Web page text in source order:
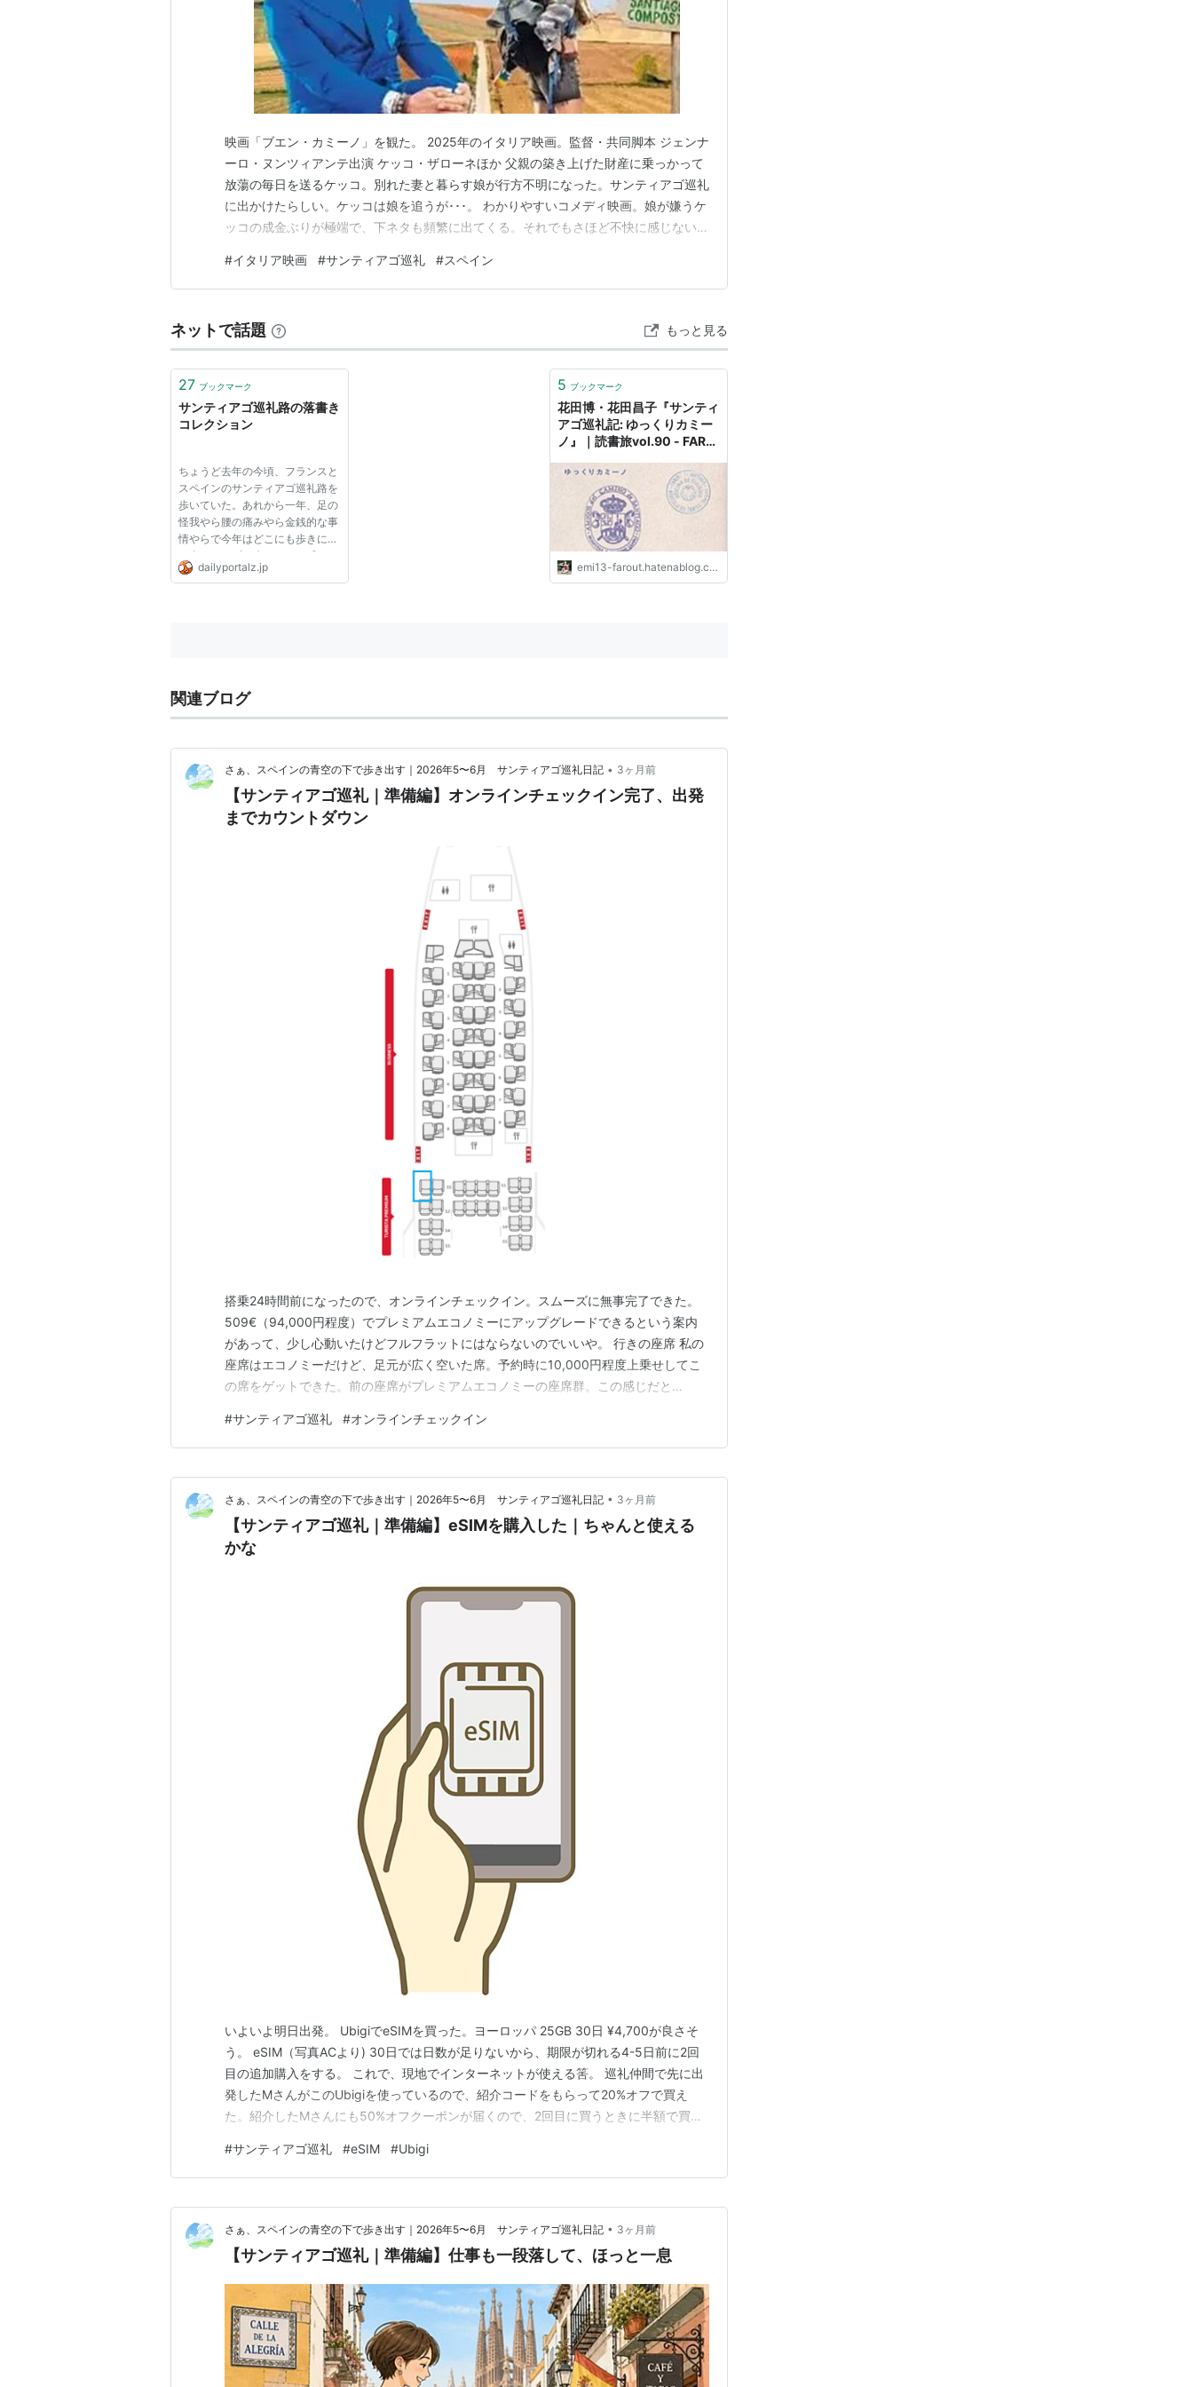
映画「ブエン・カミーノ」を観た。 2025年のイタリア映画。監督・共同脚本 ジェンナ
ーロ・ヌンツィアンテ出演 ケッコ・ザローネほか 父親の築き上げた財産に乗っかって
放蕩の毎日を送るケッコ。別れた妻と暮らす娘が行方不明になった。サンティアゴ巡礼
に出かけたらしい。ケッコは娘を追うが･･･。 わかりやすいコメディ映画。娘が嫌うケ
ッコの成金ぶりが極端で、下ネタも頻繁に出てくる。それでもさほど不快に感じないの
中よく出てくるが「良い巡礼を」という挨拶らしい。 ちなみにサンティアゴ巡礼と
は、聖ヤコブの墓のある教会を歩いて訪れる旅…
#イタリア映画 #サンティアゴ巡礼 #スペイン
ネットで話題 もっと見る
27 ブックマーク
サンティアゴ巡礼路の落書き
コレクション
ちょうど去年の今頃、フランスと
スペインのサンティアゴ巡礼路を
歩いていた。あれから一年、足の
怪我やら腰の痛みやら金銭的な事
情やらで今年はどこにも歩きに行
く事ができず、歯がゆさを感じる
今日この頃である。 悔しさを噛
dailyportalz.jp
5 ブックマーク
花田博・花田昌子『サンティ
アゴ巡礼記: ゆっくりカミー
ノ』｜読書旅vol.90 - FAR-
旅～
emi13-farout.hatenablog.com
関連ブログ
さぁ、スペインの青空の下で歩き出す｜2026年5〜6月 サンティアゴ巡礼日記 • 3ヶ月前
【サンティアゴ巡礼｜準備編】オンラインチェックイン完了、出発
までカウントダウン
搭乗24時間前になったので、オンラインチェックイン。スムーズに無事完了できた。
509€（94,000円程度）でプレミアムエコノミーにアップグレードできるという案内
があって、少し心動いたけどフルフラットにはならないのでいいや。 行きの座席 私の
座席はエコノミーだけど、足元が広く空いた席。予約時に10,000円程度上乗せしてこ
の席をゲットできた。前の座席がプレミアムエコノミーの座席群。この感じだと
けど、きっと無理ね。 お臍の炎症は多分大丈夫。昨日のお風呂の時に少しだけ血が染
みたけど、今朝になったらジクジク状態から乾燥…
#サンティアゴ巡礼 #オンラインチェックイン
さぁ、スペインの青空の下で歩き出す｜2026年5〜6月 サンティアゴ巡礼日記 • 3ヶ月前
【サンティアゴ巡礼｜準備編】eSIMを購入した｜ちゃんと使える
かな
いよいよ明日出発。 UbigiでeSIMを買った。ヨーロッパ 25GB 30日 ¥4,700が良さそ
う。 eSIM（写真ACより) 30日では日数が足りないから、期限が切れる4-5日前に2回
目の追加購入をする。 これで、現地でインターネットが使える筈。 巡礼仲間で先に出
発したMさんがこのUbigiを使っているので、紹介コードをもらって20%オフで買え
た。紹介したMさんにも50%オフクーポンが届くので、2回目に買うときに半額で買え
勝手にスマホにeSIMがセットされてた。QRコードが送られてきて設定手続きが必要か
と思った…
#サンティアゴ巡礼 #eSIM #Ubigi
さぁ、スペインの青空の下で歩き出す｜2026年5〜6月 サンティアゴ巡礼日記 • 3ヶ月前
【サンティアゴ巡礼｜準備編】仕事も一段落して、ほっと一息